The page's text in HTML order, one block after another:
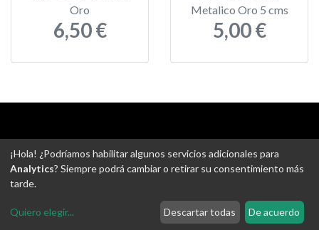
Oro
6,50 €
Metalico Oro 5 cms
5,00 €
-Gastos de envío-Uso de cookies-Ajustes de Cookies
¡Hola! ¿Podríamos habilitar algunos servicios adicionales para
Analytics? Siempre podrá cambiar o retirar su consentimiento más
tarde.
Quiero elegir... Descartar todas De acuerdo